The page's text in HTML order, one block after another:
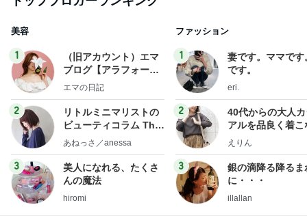
美容
1
（旧アカウント）エマ
ブログ【アラフォー会
社売却セカンドライ
エマの日記
2
リトルミニマリストの
ビューティコラム The
little minimalist's bea
あねっさ／anessa
3
美人になれる、たくさ
んの魔法
hiromi
ファッション
1
妻です。ママです
です。
eri.
2
40代からの大人
アルを品良く着こ
ファッションブロ
えりん
3
銀の滴降る降るま
に・・・
illallan